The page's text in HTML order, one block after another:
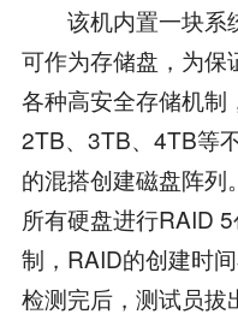
该机内置一块系
可作为存储盘，为保
各种高安全存储机制
2TB、3TB、4TB等
的混搭创建磁盘阵列
所有硬盘进行RAID
制，RAID的创建时
检测完后，测试员拔